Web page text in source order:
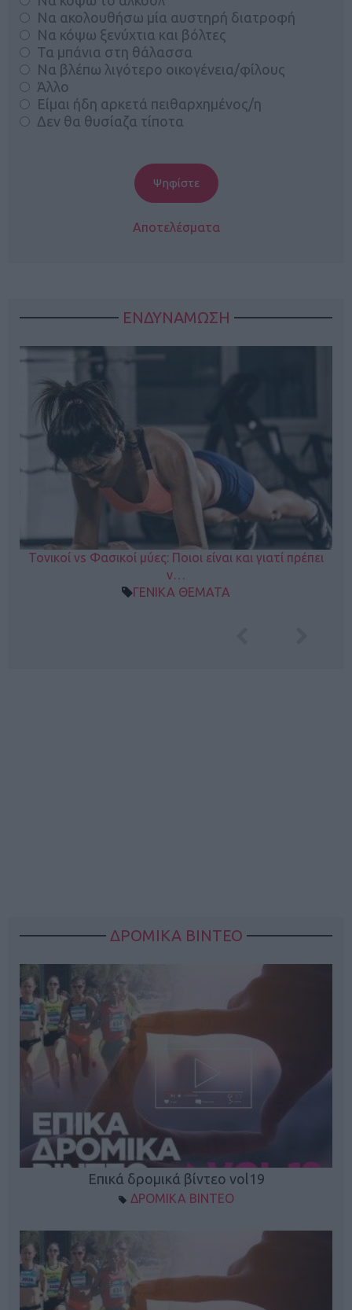
Να ακολουθήσω μία αυστηρή διατροφή
Να κόψω ξενύχτια και βόλτες
Τα μπάνια στη θάλασσα
Να βλέπω λιγότερο οικογένεια/φίλους
Άλλο
Είμαι ήδη αρκετά πειθαρχημένος/η
Δεν θα θυσίαζα τίποτα
Αποτελέσματα
ΕΝΔΥΝΑΜΩΣΗ
Τονικοί vs Φασικοί μύες: Ποιοι είναι και γιατί πρέπει
ν…
ΓΕΝΙΚΑ ΘΕΜΑΤΑ
ΔΡΟΜΙΚΑ ΒΙΝΤΕΟ
Επικά δρομικά βίντεο vol19
ΔΡΟΜΙΚΑ ΒΙΝΤΕΟ